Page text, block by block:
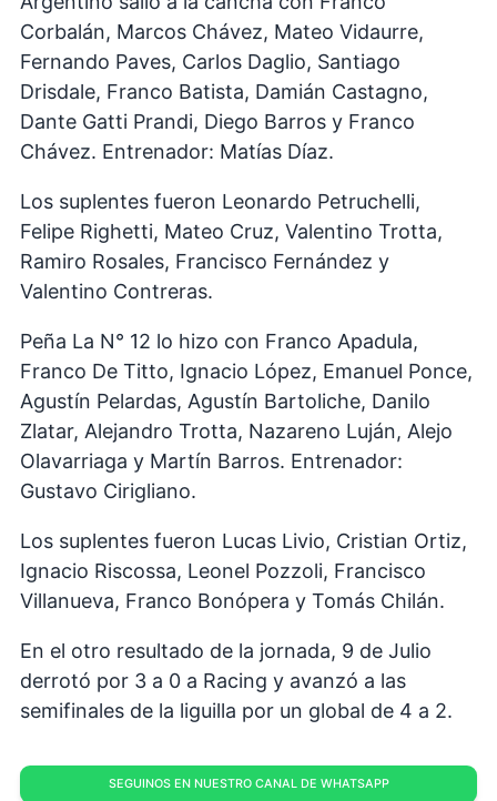
Corbalán, Marcos Chávez, Mateo Vidaurre,
Fernando Paves, Carlos Daglio, Santiago
Drisdale, Franco Batista, Damián Castagno,
Dante Gatti Prandi, Diego Barros y Franco
Chávez. Entrenador: Matías Díaz.
Los suplentes fueron Leonardo Petruchelli,
Felipe Righetti, Mateo Cruz, Valentino Trotta,
Ramiro Rosales, Francisco Fernández y
Valentino Contreras.
Peña La N° 12 lo hizo con Franco Apadula,
Franco De Titto, Ignacio López, Emanuel Ponce,
Agustín Pelardas, Agustín Bartoliche, Danilo
Zlatar, Alejandro Trotta, Nazareno Luján, Alejo
Olavarriaga y Martín Barros. Entrenador:
Gustavo Cirigliano.
Los suplentes fueron Lucas Livio, Cristian Ortiz,
Ignacio Riscossa, Leonel Pozzoli, Francisco
Villanueva, Franco Bonópera y Tomás Chilán.
En el otro resultado de la jornada, 9 de Julio
derrotó por 3 a 0 a Racing y avanzó a las
semifinales de la liguilla por un global de 4 a 2.
SEGUINOS EN NUESTRO CANAL DE WHATSAPP